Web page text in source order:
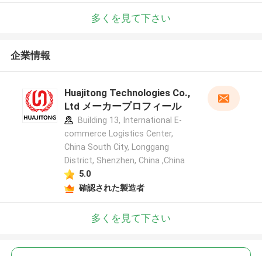
多くを見て下さい
企業情報
Huajitong Technologies Co.,
Ltd メーカープロフィール
Building 13, International E-
commerce Logistics Center,
China South City, Longgang
District, Shenzhen, China ,China
5.0
確認された製造者
多くを見て下さい